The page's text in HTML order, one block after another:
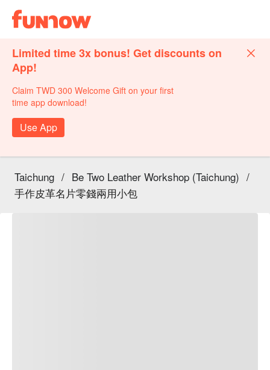
Limited time 3x bonus! Get discounts on
App!
Claim TWD 300 Welcome Gift on your first
time app download!
Use App
Taichung / Be Two Leather Workshop (Taichung) /
手作皮革名片零錢兩用小包